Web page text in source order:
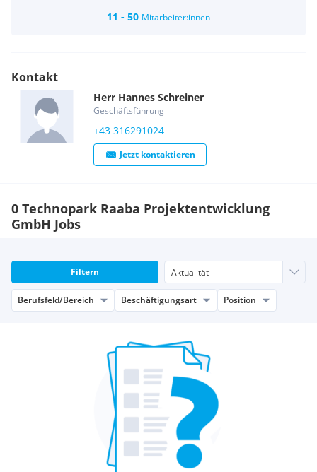
11 - 50 Mitarbeiter:innen
Kontakt
Herr Hannes Schreiner
Geschäftsführung
+43 316291024
Jetzt kontaktieren
0 Technopark Raaba Projektentwicklung
GmbH Jobs
Filtern
Berufsfeld/Bereich Beschäftigungsart Position